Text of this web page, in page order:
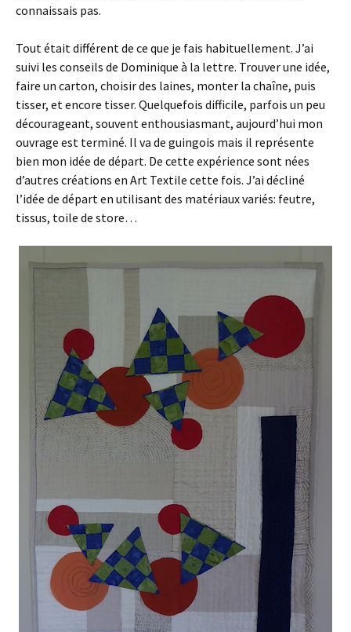
connaissais pas.
Tout était différent de ce que je fais habituellement. J’ai
suivi les conseils de Dominique à la lettre. Trouver une idée,
faire un carton, choisir des laines, monter la chaîne, puis
tisser, et encore tisser. Quelquefois difficile, parfois un peu
décourageant, souvent enthousiasmant, aujourd’hui mon
ouvrage est terminé. Il va de guingois mais il représente
bien mon idée de départ. De cette expérience sont nées
d’autres créations en Art Textile cette fois. J’ai décliné
l’idée de départ en utilisant des matériaux variés: feutre,
tissus, toile de store…